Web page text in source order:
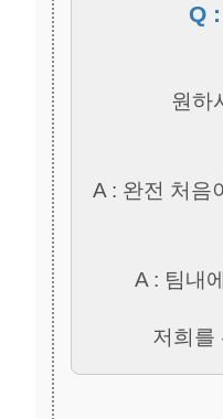
Q
원하
A : 완전 처음
A : 팀내
저희를